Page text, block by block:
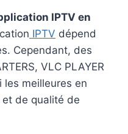
IPTV en
IPTV dépend
Cependant, des
VLC PLAYER
les meilleures en
de qualité de